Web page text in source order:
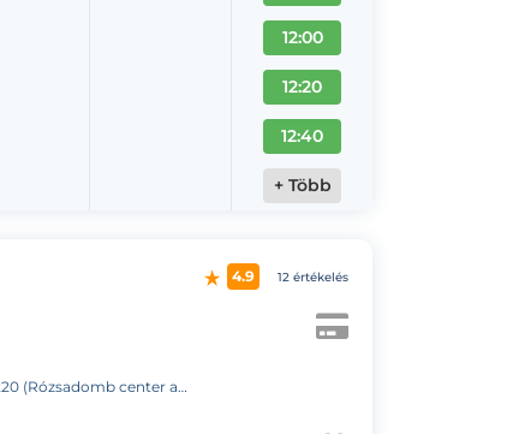
12:00
12:20
12:40
+ Több
center a posta mellett)
4.9 12 értékelés